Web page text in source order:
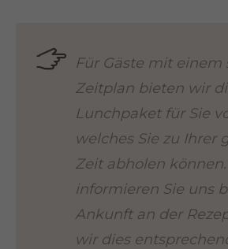
Für Gäste mit einem
Zeitplan bieten wir
Lunchpaket für Sie
welches Sie zu Ihrer
Zeit abholen
informieren Sie uns
Ankunft an der
wir dies